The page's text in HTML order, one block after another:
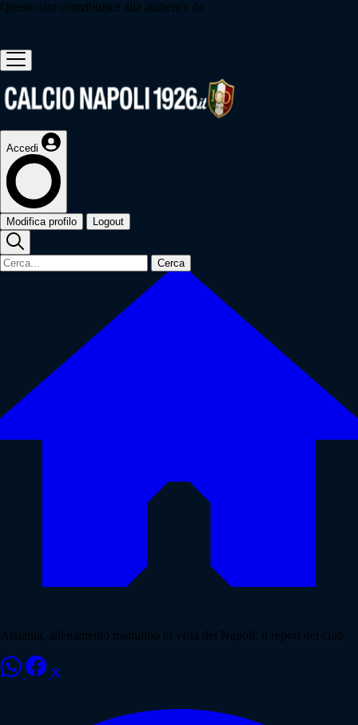
Questo sito contribuisce alla audience de
Accedi
Modifica profilo Logout
Cerca
Atalanta, allenamento mattutino in vista del Napoli: il report del club